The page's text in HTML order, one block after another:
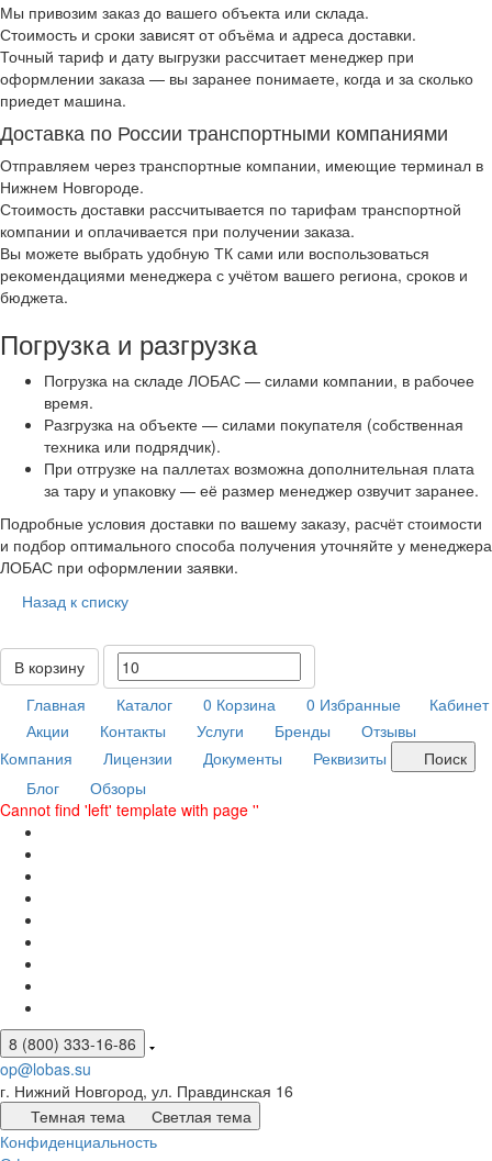
Мы привозим заказ до вашего объекта или склада.
Стоимость и сроки зависят от объёма и адреса доставки.
Точный тариф и дату выгрузки рассчитает менеджер при
оформлении заказа — вы заранее понимаете, когда и за сколько
приедет машина.
Доставка по России транспортными компаниями
Отправляем через транспортные компании, имеющие терминал в
Нижнем Новгороде.
Стоимость доставки рассчитывается по тарифам транспортной
компании и оплачивается при получении заказа.
Вы можете выбрать удобную ТК сами или воспользоваться
рекомендациями менеджера с учётом вашего региона, сроков и
бюджета.
Погрузка и разгрузка
Погрузка на складе ЛОБАС — силами компании, в рабочее
время.
Разгрузка на объекте — силами покупателя (собственная
техника или подрядчик).
При отгрузке на паллетах возможна дополнительная плата
за тару и упаковку — её размер менеджер озвучит заранее.
Подробные условия доставки по вашему заказу, расчёт стоимости
и подбор оптимального способа получения уточняйте у менеджера
ЛОБАС при оформлении заявки.
Назад к списку
В корзину
Главная
Каталог 0 Корзина 0 Избранные
Кабинет
Акции
Контакты Услуги Бренды
Отзывы
Компания
Лицензии Документы Реквизиты
Поиск
Блог
Обзоры
Cannot find 'left' template with page ''
8 (800) 333-16-86
op@lobas.su
г. Нижний Новгород, ул. Правдинская 16
Темная тема
Светлая тема
Конфиденциальность